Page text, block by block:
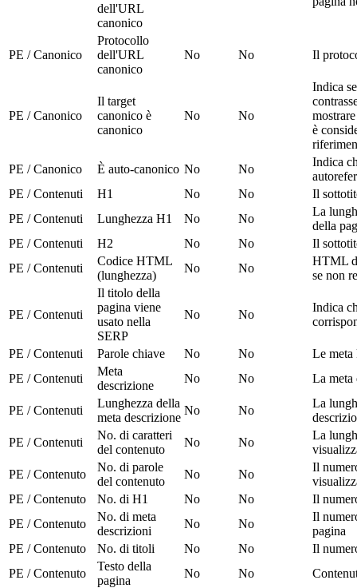
dell'URL
canonico
PE / Canonico
Protocollo
dell'URL
canonico
No No Il
PE / Canonico
Il target
canonico è
canonico
No No
Indica
è
PE / Canonico
È auto-canonico No No
Indica
PE / Contenuti
H1 No No
Il
PE / Contenuti
Lunghezza H1 No No
La
della
PE / Contenuti
H2 No No
Il
PE / Contenuti
Codice HTML
(lunghezza)
No No
HTML
se non
PE / Contenuti
Il titolo della
pagina viene
usato nella
SERP
No No
Indica
PE / Contenuti Parole chiave No No
Le meta
PE / Contenuti
Meta
descrizione
No No La meta
PE / Contenuti
Lunghezza della
meta descrizione
No No
La
PE / Contenuti
No. di caratteri
del contenuto
No No
La
PE / Contenuto
No. di parole
del contenuto
No No
Il
PE / Contenuto
No. di H1 No No
Il
PE / Contenuto
No. di meta
descrizioni
No No
Il
pagina
PE / Contenuto
No. di titoli No No
Il
PE / Contenuto
Testo della
pagina
No No